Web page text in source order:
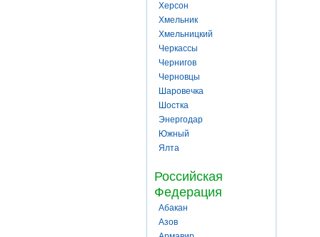
Херсон
Хмельник
Хмельницкий
Черкассы
Чернигов
Черновцы
Шаровечка
Шостка
Энергодар
Южный
Ялта
Российская
Федерация
Абакан
Азов